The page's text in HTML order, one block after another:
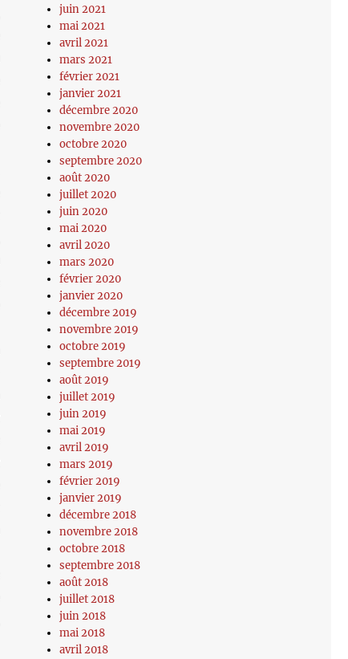
juin 2021
mai 2021
avril 2021
mars 2021
février 2021
janvier 2021
décembre 2020
novembre 2020
octobre 2020
septembre 2020
août 2020
juillet 2020
juin 2020
mai 2020
avril 2020
mars 2020
février 2020
janvier 2020
décembre 2019
novembre 2019
octobre 2019
septembre 2019
août 2019
juillet 2019
juin 2019
mai 2019
avril 2019
mars 2019
février 2019
janvier 2019
décembre 2018
novembre 2018
octobre 2018
septembre 2018
août 2018
juillet 2018
juin 2018
mai 2018
avril 2018